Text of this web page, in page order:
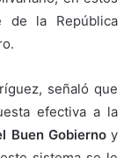
de la República
señaló que
efectiva a la
Buen Gobiernoy